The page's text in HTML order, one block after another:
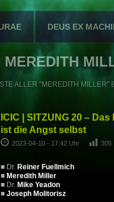
DEUS EX
MEREDITH
ALLER "MEREDITH MILLER"
ICIC | SITZUNG 20 –
ist die Angst selbst
2023-04-10 - 17:42 Uhr 305
■ Dr. Reiner Fuellmich
■ Meredith Miller
■ Dr. Mike Yeadon
■ Joseph Molitorisz